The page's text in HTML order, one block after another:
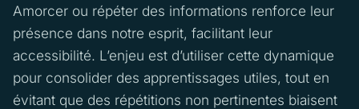
Amorcer ou répéter des informations renforce leur
présence dans notre esprit, facilitant leur
accessibilité. L’enjeu est d’utiliser cette dynamique
pour consolider des apprentissages utiles, tout en
évitant que des répétitions non pertinentes biaisent